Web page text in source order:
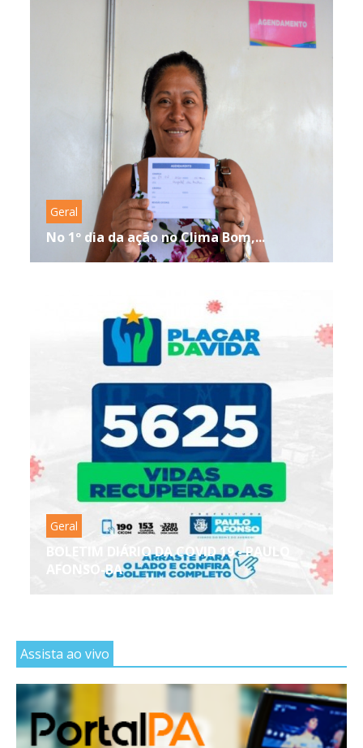
Geral
No 1º dia da ação no Clima Bom,...
Geral
BOLETIM DIÁRIO DA COVID 19 - PAULO
AFONSO-BA
Assista ao vivo